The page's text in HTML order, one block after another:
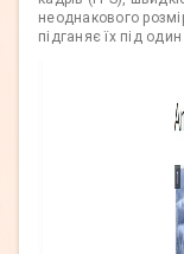
неоднакового
підганяє їх під